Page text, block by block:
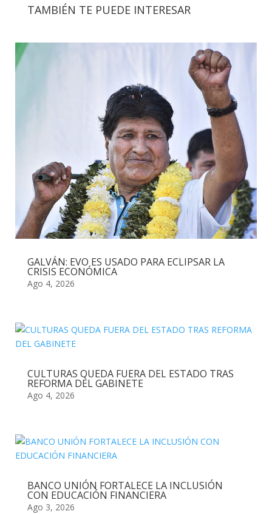
TAMBIÉN TE PUEDE INTERESAR
GALVÁN: EVO ES USADO PARA ECLIPSAR LA
CRISIS ECONÓMICA
Ago 4, 2026
CULTURAS QUEDA FUERA DEL ESTADO TRAS
REFORMA DEL GABINETE
Ago 4, 2026
BANCO UNIÓN FORTALECE LA INCLUSIÓN
CON EDUCACIÓN FINANCIERA
Ago 3, 2026